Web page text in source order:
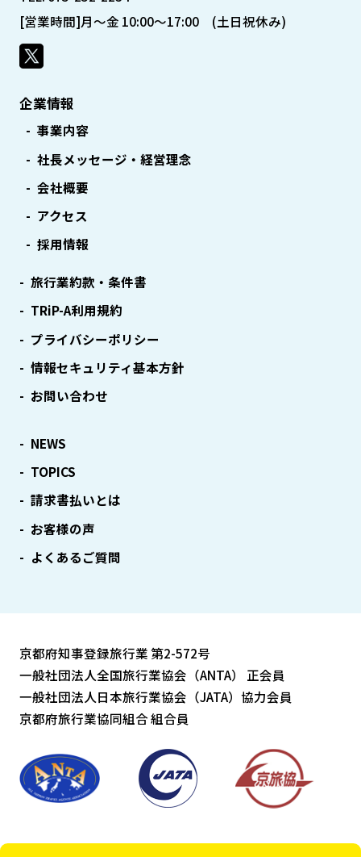
[営業時間]月～金 10:00～17:00 (土日祝休み)
企業情報
事業内容
社長メッセージ・経営理念
会社概要
アクセス
採用情報
旅行業約款・条件書
TRiP-A利用規約
プライバシーポリシー
情報セキュリティ基本方針
お問い合わせ
NEWS
TOPICS
請求書払いとは
お客様の声
よくあるご質問
京都府知事登録旅行業 第2-572号
一般社団法人全国旅行業協会（ANTA） 正会員
一般社団法人日本旅行業協会（JATA）協力会員
京都府旅行業協同組合 組合員